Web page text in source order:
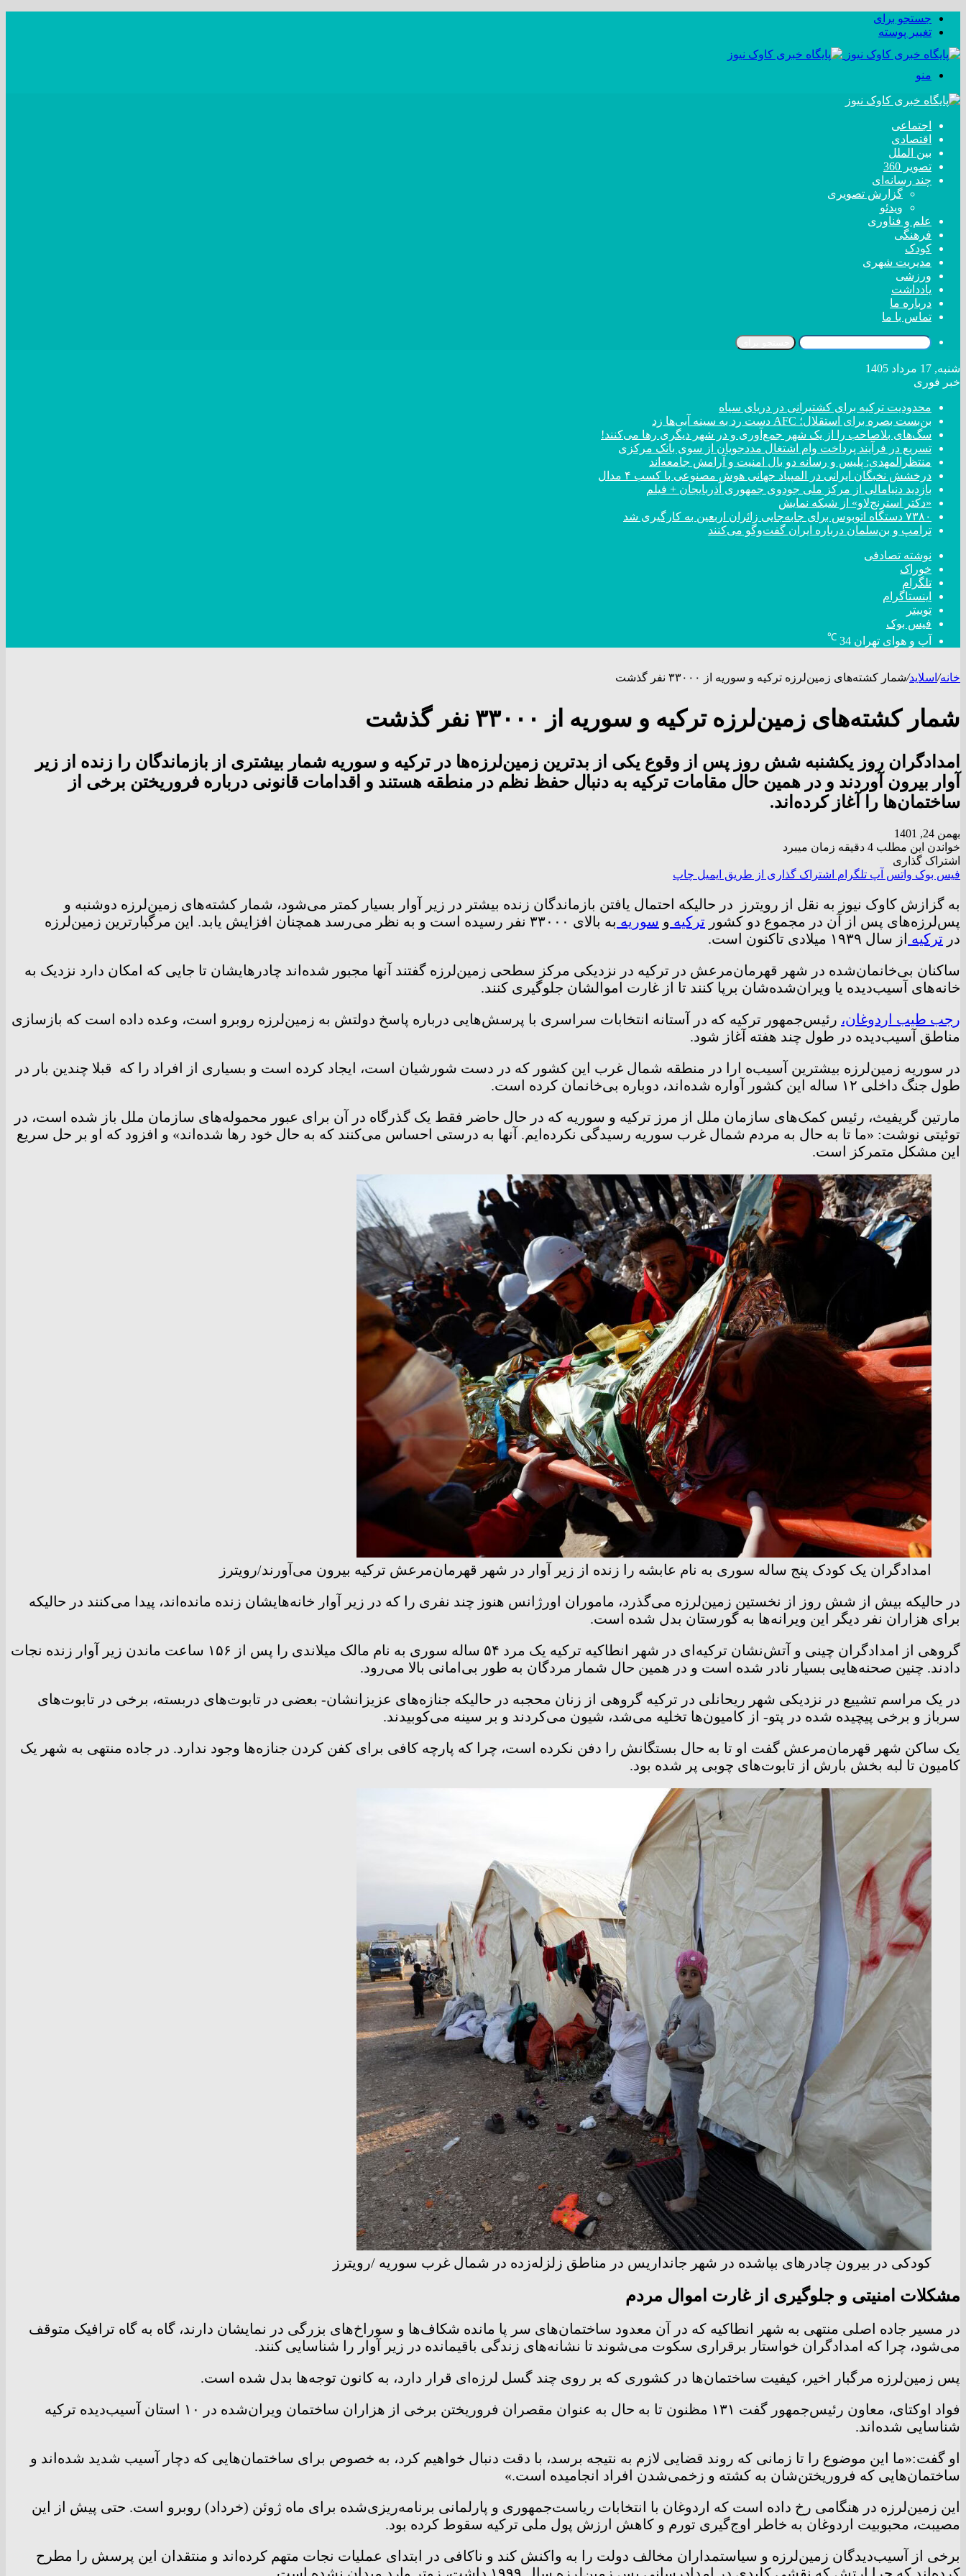
جستجو برای
تغییر پوسته
منو
اجتماعی
اقتصادی
بین الملل
تصویر 360
چند رسانه‌ای
گزارش تصویری
ویدئو
علم و فناوری
فرهنگی
کودک
مدیریت شهری
ورزشی
یادداشت
درباره ما
تماس با ما
شنبه, 17 مرداد 1405
خبر فوری
محدودیت ترکیه برای کشتیرانی در دریای سیاه
بن‌بست بصره برای استقلال؛ AFC دست رد به سینه آبی‌ها زد
سگ‌های بلاصاحب را از یک شهر جمع‌آوری و در شهر دیگری رها می‌کنند!
تسریع در فرآیند پرداخت وام اشتغال مددجویان از سوی بانک مرکزی
منتظرالمهدی: پلیس و رسانه دو بال امنیت و آرامش جامعه‌اند
درخشش نخبگان ایرانی در المپیاد جهانی هوش مصنوعی با کسب ۴ مدال
بازدید دنیامالی از مرکز ملی جودوی جمهوری آذربایجان + فیلم
«دکتر استرنج‌لاو» از شبکه نمایش
۷۳۸۰ دستگاه اتوبوس برای جابه‌جایی زائران اربعین به کارگیری شد
ترامپ و بن‌سلمان درباره ایران گفت‌و‌گو می‌کنند
نوشته تصادفی
خوراک
تلگرام
اینستاگرام
توییتر
فیس بوک
آب و هوای تهران 34
℃
خانه/ اسلاید/شمار کشته‌های زمین‌لرزه ترکیه و سوریه از ۳۳۰۰۰ نفر گذشت
شمار کشته‌های زمین‌لرزه ترکیه و سوریه از ۳۳۰۰۰ نفر گذشت
امدادگران روز یکشنبه شش روز پس از وقوع یکی از بدترین زمین‌لرزه‌ها در ترکیه و سوریه شمار بیشتری از بازماندگان را زنده از زیر
آوار بیرون آوردند و در همین حال مقامات ترکیه به دنبال حفظ نظم در منطقه هستند و اقدامات قانونی درباره فروریختن برخی از
ساختمان‌ها را آغاز کرده‌اند.
بهمن 24, 1401
خواندن این مطلب 4 دقیقه زمان میبرد
اشتراک گذاری
فیس بوک واتس آپ تلگرام اشتراک گذاری از طریق ایمیل چاپ
به گزازش کاوک نیوز به نقل از رویترز در حالیکه احتمال یافتن بازماندگان زنده بیشتر در زیر آوار بسیار کمتر می‌شود، شمار کشته‌های زمین‌لرزه دوشنبه و
پس‌لرزه‌های پس از آن در مجموع دو کشور ترکیه و سوریه
به بالای ۳۳۰۰۰ نفر رسیده است و به نظر می‌رسد همچنان افزایش یابد. این مرگبارترین زمین‌لرزه
در ترکیه از سال ۱۹۳۹ میلادی تاکنون است.
ساکنان بی‌خانمان‌شده در شهر قهرمان‌مرعش در ترکیه در نزدیکی مرکز سطحی زمین‌لرزه گفتند آنها مجبور شده‌اند چادرهایشان تا جایی که امکان دارد نزدیک به
خانه‌های آسیب‌دیده یا ویران‌شده‌شان برپا کنند تا از غارت اموالشان جلوگیری کنند.
رجب طیب اردوغان، رئیس‌جمهور ترکیه که در آستانه انتخابات سراسری با پرسش‌هایی درباره پاسخ دولتش به زمین‌لرزه روبرو است، وعده داده است که بازسازی
مناطق آسیب‌دیده در طول چند هفته آغاز شود.
در سوریه زمین‌لرزه بیشترین آسیب‌ه ارا در منطقه شمال غرب این کشور که در دست شورشیان است، ایجاد کرده است و بسیاری از افراد را که قبلا چندین بار در
طول جنگ داخلی ۱۲ ساله این کشور آواره شده‌اند، دوباره بی‌خانمان کرده است.
مارتین گریفیث، رئیس کمک‌های سازمان ملل از مرز ترکیه و سوریه که در حال حاضر فقط یک گذرگاه در آن برای عبور محموله‌های سازمان ملل باز شده است، در
توئیتی نوشت: «ما تا به حال به مردم شمال غرب سوریه رسیدگی نکرده‌ایم. آنها به درستی احساس می‌کنند که به حال خود رها شده‌اند» و افزود که او بر حل سریع
این مشکل متمرکز است.
امدادگران یک کودک پنج ساله سوری به نام عابشه را زنده از زیر آوار در شهر قهرمان‌مرعش ترکیه بیرون می‌آورند/رویترز
در حالیکه بیش از شش روز از نخستین زمین‌لرزه می‌گذرد، ماموران اورژانس هنوز چند نفری را که در زیر آوار خانه‌هایشان زنده مانده‌اند، پیدا می‌کنند در حالیکه
برای هزاران نفر دیگر این ویرانه‌ها به گورستان بدل شده است.
گروهی از امدادگران چینی و آتش‌نشان ترکیه‌ای در شهر انطاکیه ترکیه یک مرد ۵۴ ساله سوری به نام مالک میلاندی را پس از ۱۵۶ ساعت ماندن زیر آوار زنده نجات
دادند. چنین صحنه‌هایی بسیار نادر شده است و در همین حال شمار مردگان به طور بی‌امانی بالا می‌رود.
در یک مراسم تشییع در نزدیکی شهر ریحانلی در ترکیه گروهی از زنان محجبه در حالیکه جنازه‌های عزیزانشان- بعضی در تابوت‌های دربسته، برخی در تابوت‌های
سرباز و برخی پیچیده شده در پتو- از کامیون‌ها تخلیه می‌شد، شیون می‌کردند و بر سینه می‌کوبیدند.
یک ساکن شهر قهرمان‌مرعش گفت او تا به حال بستگانش را دفن نکرده است، چرا که پارچه کافی برای کفن کردن جنازه‌ها وجود ندارد. در جاده منتهی به شهر یک
کامیون تا لبه بخش بارش از تابوت‌های چوبی پر شده بود.
کودکی در بیرون چادرهای بپاشده در شهر جانداریس در مناطق زلزله‌زده در شمال غرب سوریه /رویترز
مشکلات امنیتی و جلوگیری از غارت اموال مردم
در مسیر جاده اصلی منتهی به شهر انطاکیه که در آن معدود ساختمان‌های سر پا مانده شکاف‌ها و سوراخ‌های بزرگی در نمایشان دارند، گاه به گاه ترافیک متوقف
می‌شود، چرا که امدادگران خواستار برقراری سکوت می‌شوند تا نشانه‌های زندگی باقیمانده در زیر آوار را شناسایی کنند.
پس زمین‌لرزه مرگبار اخیر، کیفیت ساختمان‌ها در کشوری که بر روی چند گسل لرزه‌ای قرار دارد، به کانون توجه‌ها بدل شده است.
فواد اوکتای، معاون رئیس‌جمهور گفت ۱۳۱ مظنون تا به حال به عنوان مقصران فروریختن برخی از هزاران ساختمان ویران‌شده در ۱۰ استان آسیب‌دیده ترکیه
شناسایی شده‌اند.
او گفت:‌«ما این موضوع را تا زمانی که روند قضایی لازم به نتیجه برسد، با دقت دنبال خواهیم کرد، به خصوص برای ساختمان‌هایی که دچار آسیب شدید شده‌اند و
ساختمان‌هایی که فروریختن‌شان به کشته و زخمی‌شدن افراد انجامیده است.»
این زمین‌لرزه در هنگامی رخ داده است که اردوغان با انتخابات ریاست‌جمهوری و پارلمانی برنامه‌ریزی‌شده برای ماه ژوئن (خرداد) روبرو است. حتی پیش از این
مصیبت، محبوبیت اردوغان به خاطر اوج‌گیری تورم و کاهش ارزش پول ملی ترکیه سقوط کرده بود.
برخی از آسیب‌دیدگان زمین‌لرزه و سیاستمداران مخالف دولت را به واکنش کند و ناکافی در ابتدای عملیات نجات متهم کرده‌اند و منتقدان این پرسش را مطرح